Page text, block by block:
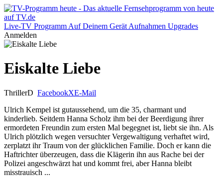
Live-TV Programm Auf Deinem Gerät Aufnahmen Upgrades
Anmelden
Eiskalte Liebe
ThrillerD FacebookXE-Mail
Ulrich Kempel ist gutaussehend, um die 35, charmant und
kinderlieb. Seitdem Hanna Scholz ihm bei der Beerdigung ihrer
ermordeten Freundin zum ersten Mal begegnet ist, liebt sie ihn. Als
Ulrich plötzlich wegen versuchter Vergewaltigung verhaftet wird,
zerplatzt ihr Traum von der glücklichen Familie. Doch er kann die
Haftrichter überzeugen, dass die Klägerin ihn aus Rache bei der
Polizei angeschwärzt hat und kommt frei, aber Hanna bleibt
misstrauisch ...